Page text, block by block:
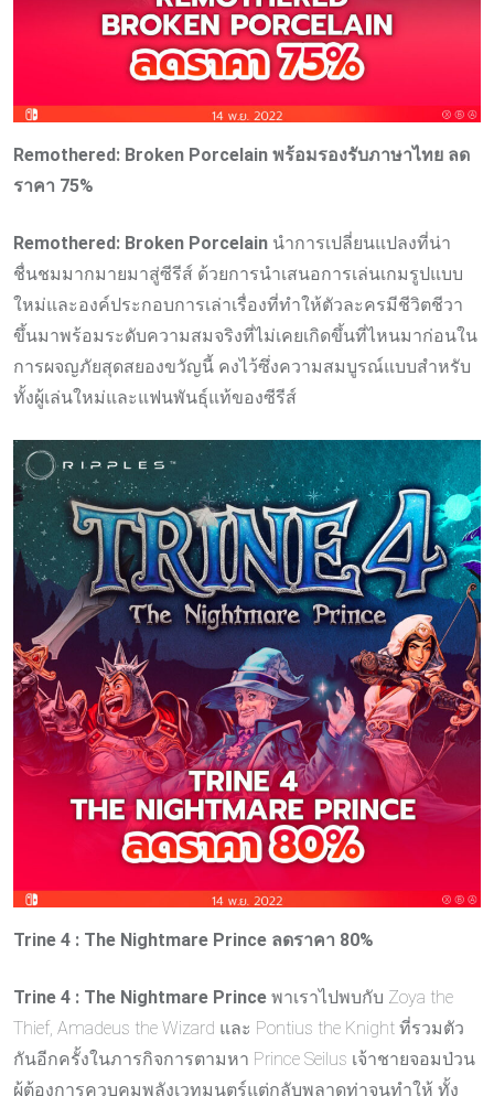
Remothered: Broken Porcelain พร้อมรองรับภาษาไทย ลด
ราคา 75%
Remothered: Broken Porcelain นำการเปลี่ยนแปลงที่น่า
ชื่นชมมากมายมาสู่ซีรีส์ ด้วยการนำเสนอการเล่นเกมรูปแบบ
ใหม่และองค์ประกอบการเล่าเรื่องที่ทำให้ตัวละครมีชีวิตชีวา
ขึ้นมาพร้อมระดับความสมจริงที่ไม่เคยเกิดขึ้นที่ไหนมาก่อนใน
การผจญภัยสุดสยองขวัญนี้ คงไว้ซึ่งความสมบูรณ์แบบสำหรับ
ทั้งผู้เล่นใหม่และแฟนพันธุ์แท้ของซีรีส์
Trine 4 : The Nightmare Prince ลดราคา 80%
Trine 4 : The Nightmare Prince พาเราไปพบกับ Zoya the
Thief, Amadeus the Wizard และ Pontius the Knight ที่รวมตัว
กันอีกครั้งในภารกิจการตามหา Prince Seilus เจ้าชายจอมป่วน
ผู้ต้องการควบคุมพลังเวทมนตร์แต่กลับพลาดท่าจนทำให้ ทั้ง